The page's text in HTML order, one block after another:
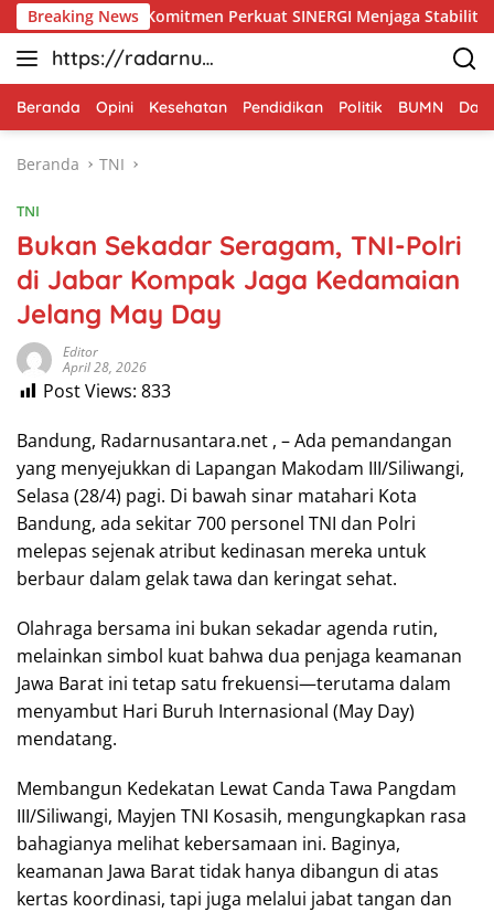
Langsung
ke
konten
Breaking News
Komitmen Perkuat SINERGI Menjaga Stabilitas
https://radarnus
antara.net
Beranda Opini Kesehatan Pendidikan Politik BUMN
Beranda TNI
TNI
Bukan Sekadar Seragam, TNI-Polri
di Jabar Kompak Jaga Kedamaian
Jelang May Day
Editor
April 28, 2026
Post Views: 833
Bandung, Radarnusantara.net , – Ada pemandangan
yang menyejukkan di Lapangan Makodam III/Siliwangi,
Selasa (28/4) pagi. Di bawah sinar matahari Kota
Bandung, ada sekitar 700 personel TNI dan Polri
melepas sejenak atribut kedinasan mereka untuk
berbaur dalam gelak tawa dan keringat sehat.
Olahraga bersama ini bukan sekadar agenda rutin,
melainkan simbol kuat bahwa dua penjaga keamanan
Jawa Barat ini tetap satu frekuensi—terutama dalam
menyambut Hari Buruh Internasional (May Day)
mendatang.
Membangun Kedekatan Lewat Canda Tawa Pangdam
III/Siliwangi, Mayjen TNI Kosasih, mengungkapkan rasa
bahagianya melihat kebersamaan ini. Baginya,
keamanan Jawa Barat tidak hanya dibangun di atas
kertas koordinasi, tapi juga melalui jabat tangan dan